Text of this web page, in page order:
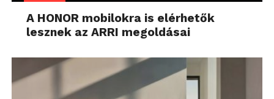
A HONOR mobilokra is elérhetők
lesznek az ARRI megoldásai